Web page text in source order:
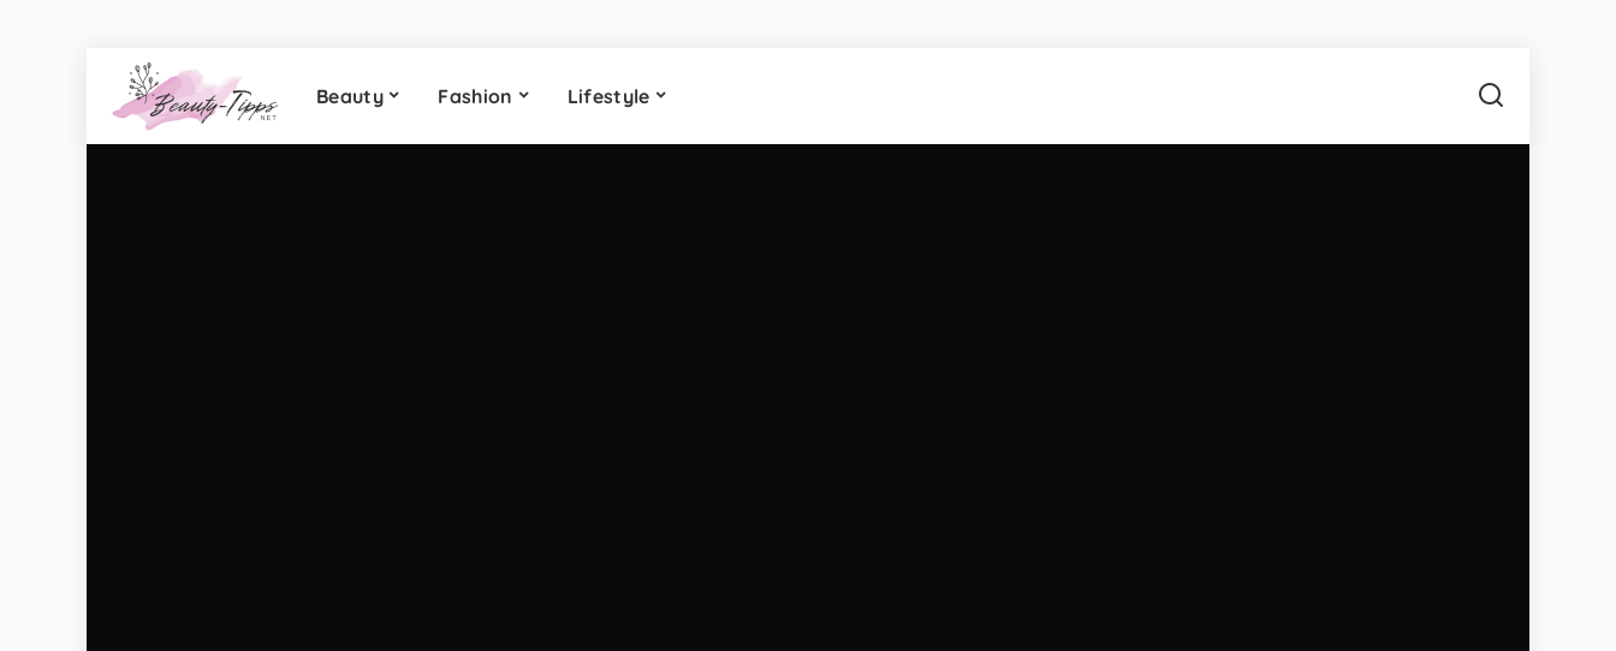
Beauty Fashion Lifestyle